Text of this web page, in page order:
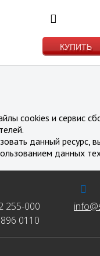
КУПИТЬ
В избранное В
255-000
0110
cookies и сервис
данный ресурс,
данных